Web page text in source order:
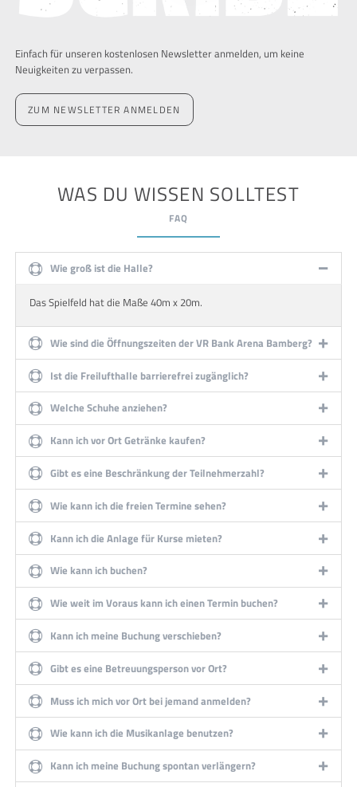
Einfach für unseren kostenlosen Newsletter anmelden, um keine
Neuigkeiten zu verpassen.
ZUM NEWSLETTER ANMELDEN
WAS DU WISSEN SOLLTEST
FAQ
Wie groß ist die Halle?
Das Spielfeld hat die Maße 40m x 20m.
Wie sind die Öffnungszeiten der VR Bank Arena Bamberg?
Ist die Freilufthalle barrierefrei zugänglich?
Welche Schuhe anziehen?
Kann ich vor Ort Getränke kaufen?
Gibt es eine Beschränkung der Teilnehmerzahl?
Wie kann ich die freien Termine sehen?
Kann ich die Anlage für Kurse mieten?
Wie kann ich buchen?
Wie weit im Voraus kann ich einen Termin buchen?
Kann ich meine Buchung verschieben?
Gibt es eine Betreuungsperson vor Ort?
Muss ich mich vor Ort bei jemand anmelden?
Wie kann ich die Musikanlage benutzen?
Kann ich meine Buchung spontan verlängern?